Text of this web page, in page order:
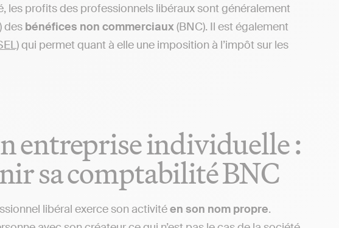
les profits des professionnels libéraux sont généralement
des bénéfices non commerciaux(BNC). Il est également
qui permet quant à elle une imposition à l’impôt sur les
entreprise individuelle :
sa comptabilité BNC
libéral exerce son activitéen son nom propre.